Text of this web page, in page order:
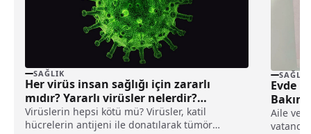
SAĞLIK
Her virüs insan sağlığı için zararlı
mıdır? Yararlı virüsler nelerdir?
Virüs çeşitleri
Virüslerin hepsi kötü mü? Virüsler, katil
hücrelerin antijeni ile donatılarak tümör
SAĞLIK
Evde
Bakım
Aile ve